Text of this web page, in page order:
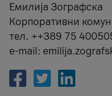
Емилија Зографска
Корпоративни
тел. ++389 75
e-mail: